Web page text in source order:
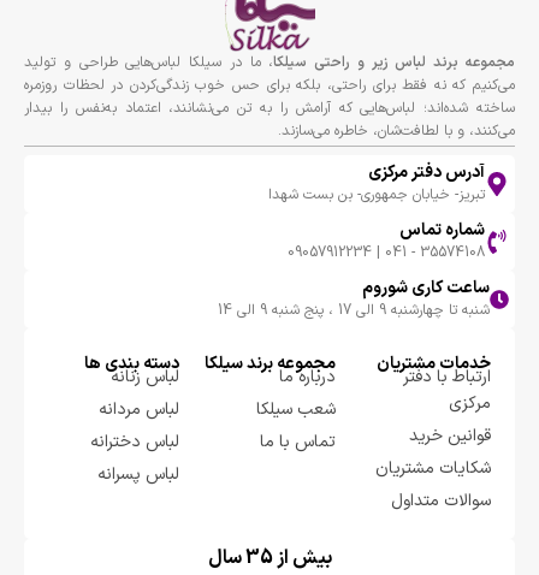
مجموعه برند لباس زير و راحتى سيلكا، ما در سیلکا لباس‌هایی طراحی و تولید
می‌کنیم که نه فقط برای راحتی، بلکه برای حس خوب زندگی‌کردن در لحظات روزمره
ساخته شده‌اند؛ لباس‌هایی که آرامش را به تن می‌نشانند، اعتماد به‌نفس را بیدار
می‌کنند، و با لطافت‌شان، خاطره می‌سازند.
آدرس دفتر مرکزی
تبریز- خیابان جمهوری- بن بست شهدا
شماره تماس
35574108 - 041 | 09057912234
ساعت کاری شوروم
شنبه تا چهارشنبه 9 الی 17 ، پنج شنبه 9 الی 14
خدمات مشتریان
ارتباط با دفتر
مرکزی
قوانین خرید
شکایات مشتریان
سوالات متداول
مجموعه برند سيلكا
درباره ما
شعب سیلکا
تماس با ما
دسته بندی ها
لباس زنانه
لباس مردانه
لباس دخترانه
لباس پسرانه
بیش از 35 سال